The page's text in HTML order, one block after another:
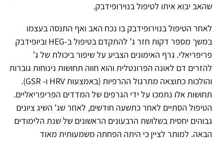
שהאב יבוא איתו לטיפול בנוירופידבק.
לאחר הטיפול בנוירופידבק בו נכח האב ואף התנסה בעצמו
במשך מספר דקות חזר ג' להתקדם בטיפול ב-HEG וביופידבק
פריפריאלי. גרף האימונים הצביע על שיפור ביכולת של ג'
להזרים דם לאונה הפרונטלית והוא חווה תחושות נינוחות גוברות
והולכות כתוצאה מתרגול ההרפיות (באמצעות HRV ו- GSR).
תחושות אלו נתמכו על ידי הגרפים של המדדים הפריפריאליים.
הטיפול הסתיים לאחר כתשעה חודשים, לאחר שג' השיג ציונים
גבוהים יחסית בשלושת הרבעונים הראשונים של שנת הלימודים
הבאה. למותר לציין כי היתה הפחתה משמעותית מאוד